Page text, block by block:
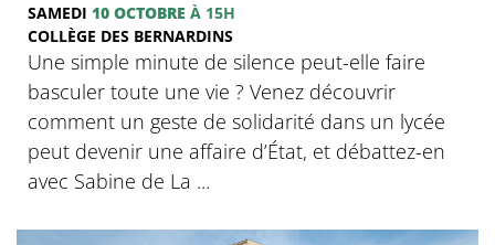
SAMEDI 10 OCTOBRE À 15H
COLLÈGE DES BERNARDINS
Une simple minute de silence peut-elle faire
basculer toute une vie ? Venez découvrir
comment un geste de solidarité dans un lycée
peut devenir une affaire d’État, et débattez-en
avec Sabine de La ...